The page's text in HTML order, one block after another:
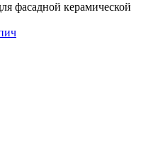
фасадной керамической